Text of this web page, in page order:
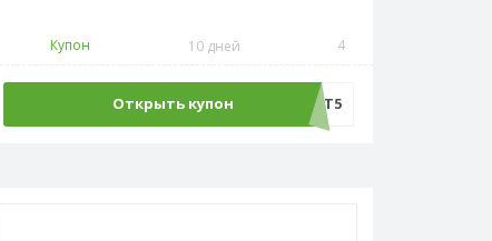
Купон 10 дней 4
Открыть купон МОТ5